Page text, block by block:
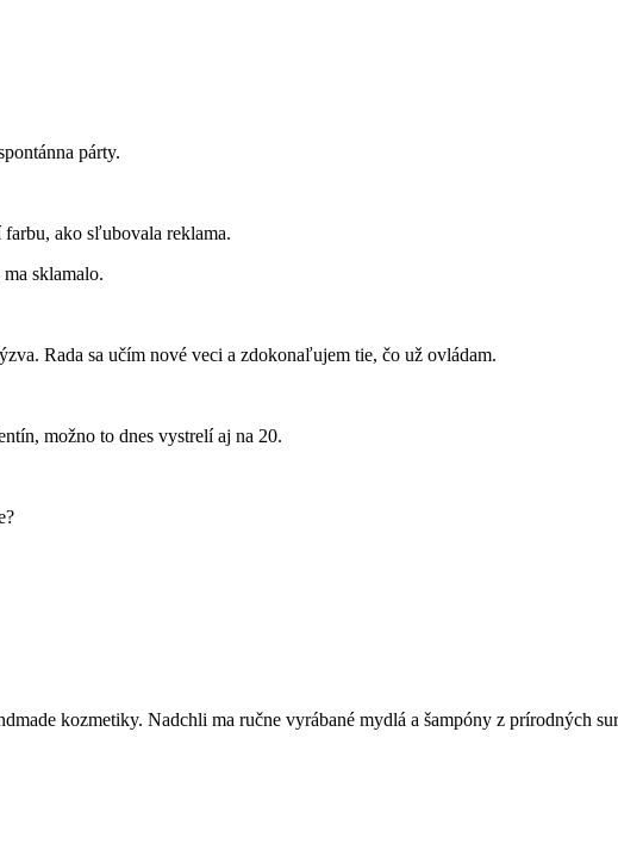
párty.
ako sľubovala reklama.
sklamalo.
Rada sa učím nové veci a zdokonaľujem tie, čo už ovládam.
možno to dnes vystrelí aj na 20.
kozmetiky. Nadchli ma ručne vyrábané mydlá a šampóny z prírodných